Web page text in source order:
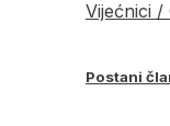
Vijećnici /
Postani